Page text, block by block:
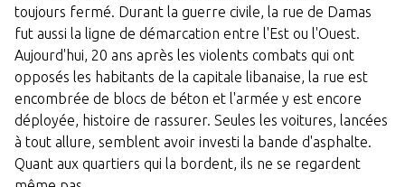
toujours fermé. Durant la guerre civile, la rue de Damas
fut aussi la ligne de démarcation entre l'Est ou l'Ouest.
Aujourd'hui, 20 ans après les violents combats qui ont
opposés les habitants de la capitale libanaise, la rue est
encombrée de blocs de béton et l'armée y est encore
déployée, histoire de rassurer. Seules les voitures, lancées
à tout allure, semblent avoir investi la bande d'asphalte.
Quant aux quartiers qui la bordent, ils ne se regardent